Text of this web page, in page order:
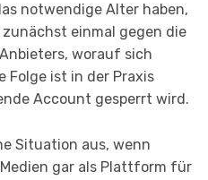
notwendige Alter haben,
einmal gegen die
worauf sich
Folge ist in der Praxis
Account gesperrt wird.
Situation aus, wenn
gar als Plattform für